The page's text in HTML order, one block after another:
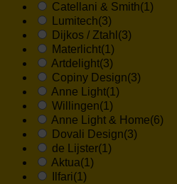
Catellani & Smith(1)
Lumitech(3)
Dijkos / Ztahl (3)
Materlicht(1)
Artdelight(3)
Copiny Design(3)
Anne Light(1)
Willingen(1)
Anne Light & Home(6)
Dovali Design(3)
de Lijster(1)
Aktua(1)
Ilfari(1)